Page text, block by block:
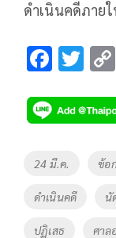
ดำเนินคดีภาย
F
e
b
o
o
k
T
tt
er
Tags
24 มี.ค. ข้อ
ดำเนินคดี นั
ปฏิเสธ ศาล